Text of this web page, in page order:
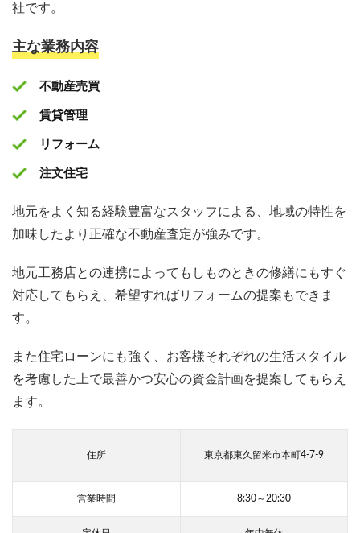
社です。
主な業務内容
不動産売買
賃貸管理
リフォーム
注文住宅
地元をよく知る経験豊富なスタッフによる、地域の特性を
加味したより正確な不動産査定が強みです。
地元工務店との連携によってもしものときの修繕にもすぐ
対応してもらえ、希望すればリフォームの提案もできま
す。
また住宅ローンにも強く、お客様それぞれの生活スタイル
を考慮した上で最善かつ安心の資金計画を提案してもらえ
ます。
住所 東京都東久留米市本町4-7-9
営業時間 8:30～20:30